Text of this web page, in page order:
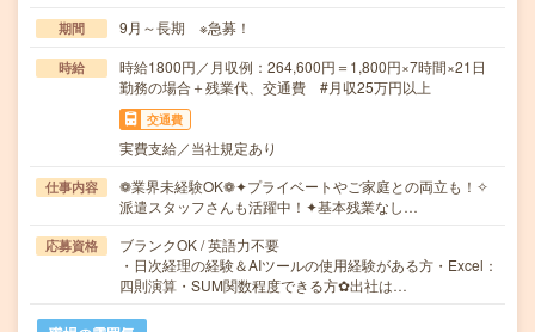
期間 9月～長期 ※急募！
時給
時給1800円／月収例：264,600円＝1,800円×7時間×21日
勤務の場合＋残業代、交通費 #月収25万円以上
交通費
実費支給／当社規定あり
仕事内容
❁業界未経験OK❁✦️プライベートやご家庭との両立も！✧️
派遣スタッフさんも活躍中！✦️基本残業なし…
応募資格
ブランクOK / 英語力不要
・日次経理の経験＆AIツールの使用経験がある方・Excel：
四則演算・SUM関数程度できる方✿出社は…